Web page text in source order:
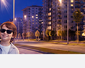
Gece Modu
Gece modunu seçin.